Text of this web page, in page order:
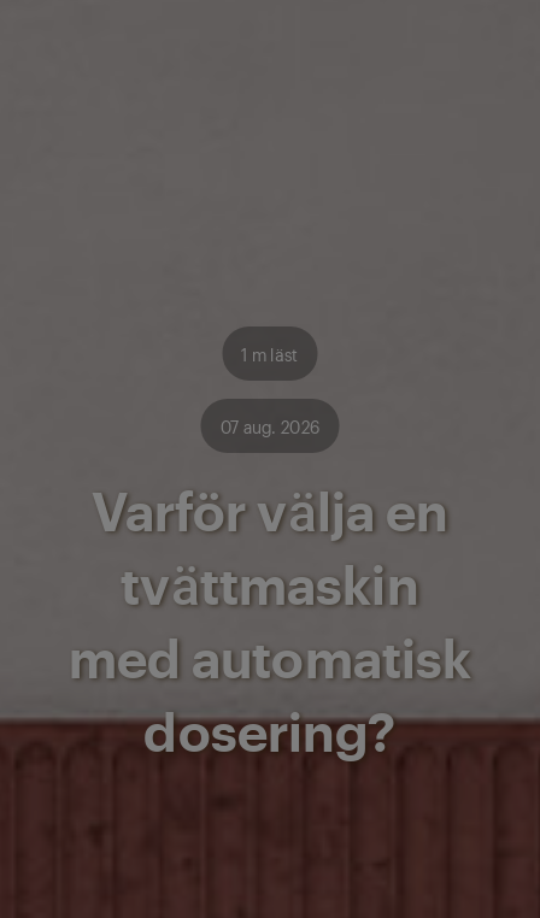
1 m läst
07 aug. 2026
Varför välja en
tvättmaskin
med automatisk
dosering?